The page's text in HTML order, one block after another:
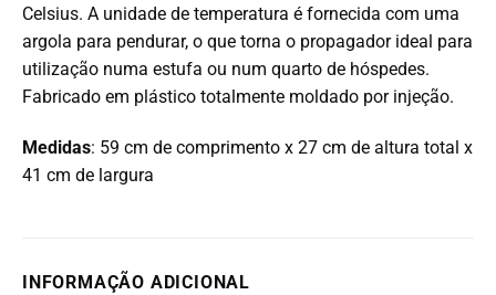
Celsius. A unidade de temperatura é fornecida com uma
argola para pendurar, o que torna o propagador ideal para
utilização numa estufa ou num quarto de hóspedes.
Fabricado em plástico totalmente moldado por injeção.
Medidas: 59 cm de comprimento x 27 cm de altura total x
41 cm de largura
INFORMAÇÃO ADICIONAL